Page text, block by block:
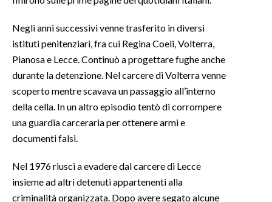
Negli anni successivi venne trasferito in diversi
istituti penitenziari, fra cui Regina Coeli, Volterra,
Pianosa e Lecce. Continuò a progettare fughe anche
durante la detenzione. Nel carcere di Volterra venne
scoperto mentre scavava un passaggio all’interno
della cella. In un altro episodio tentò di corrompere
una guardia carceraria per ottenere armi e
documenti falsi.
Nel 1976 riuscì a evadere dal carcere di Lecce
insieme ad altri detenuti appartenenti alla
criminalità organizzata. Dopo avere segato alcune